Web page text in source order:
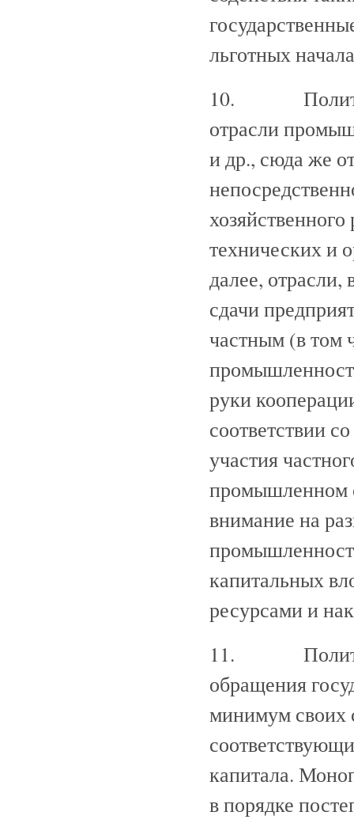
льготных
10. Политика
отрасли
и др., сюда же
технических и
далее, отрасли,
сдачи
частным (в том
руки
соответствии
участия
промышленном
внимание на
капитальных
ресурсами и
11. Политика
обращения
минимум своих
капитала.
в порядке